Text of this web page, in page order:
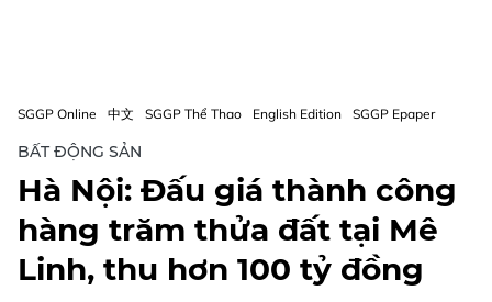
SGGP Online 中文 SGGP Thể Thao English Edition SGGP Epaper
BẤT ĐỘNG SẢN
Hà Nội: Đấu giá thành công
hàng trăm thửa đất tại Mê
Linh, thu hơn 100 tỷ đồng